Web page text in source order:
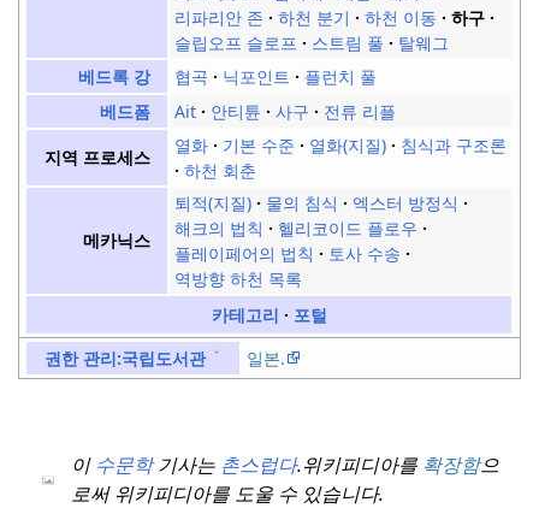
리파리안 존
하천 분기 하천 이동
하구
슬립오프 슬로프
스트림 풀
탈웨그
베드록 강
협곡 닉포인트
플런치 풀
베드폼
Ait 안티튠 사구 전류 리플
지역 프로세스
열화 기본 수준 열화(지질)
침식과 구조론
하천 회춘
메카닉스
퇴적(지질) 물의 침식
엑스터 방정식
해크의 법칙
헬리코이드 플로우
플레이페어의 법칙
토사 수송
역방향 하천 목록
카테고리
포털
권한 관리:국립도서관 일본.
이 수문학기사는 촌스럽다.위키피디아를 확장함으
로써 위키피디아를 도울 수 있습니다.